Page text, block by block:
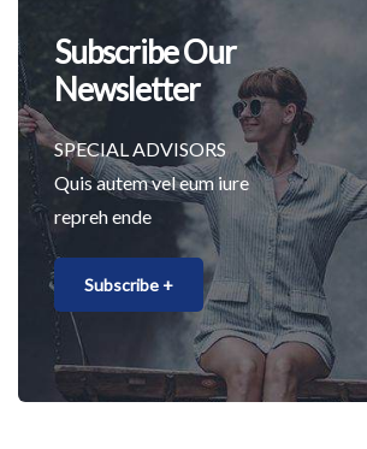
Subscribe Our
Newsletter
SPECIAL ADVISORS
Quis autem vel eum iure
repreh ende
Subscribe +